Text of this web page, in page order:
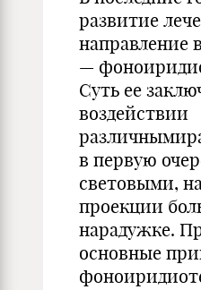
развитие
направление
—
Суть ее
воздействии
в первую
световыми,
проекции
нарадужке.
основные